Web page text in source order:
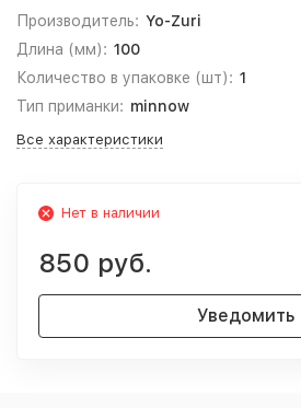
Производитель: Yo-Zuri
Длина (мм): 100
Количество в упаковке (шт): 1
Тип приманки: minnow
Все характеристики
Нет в наличии
850 руб.
Уведомить